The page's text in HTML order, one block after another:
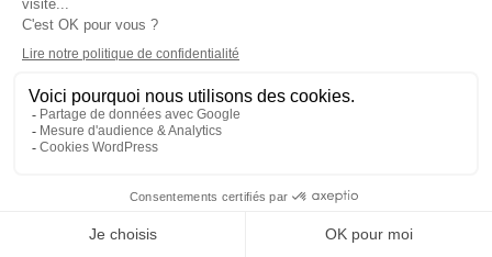
Contactez-nous-Mentions légales-CGV-Politique de
confidentialité-Gestion des cookies
Cedex 06